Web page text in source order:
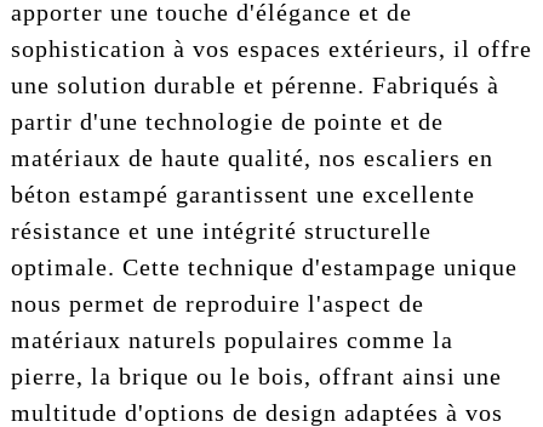
apporter une touche d'élégance et de
sophistication à vos espaces extérieurs, il offre
une solution durable et pérenne. Fabriqués à
partir d'une technologie de pointe et de
matériaux de haute qualité, nos escaliers en
béton estampé garantissent une excellente
résistance et une intégrité structurelle
optimale. Cette technique d'estampage unique
nous permet de reproduire l'aspect de
matériaux naturels populaires comme la
pierre, la brique ou le bois, offrant ainsi une
multitude d'options de design adaptées à vos